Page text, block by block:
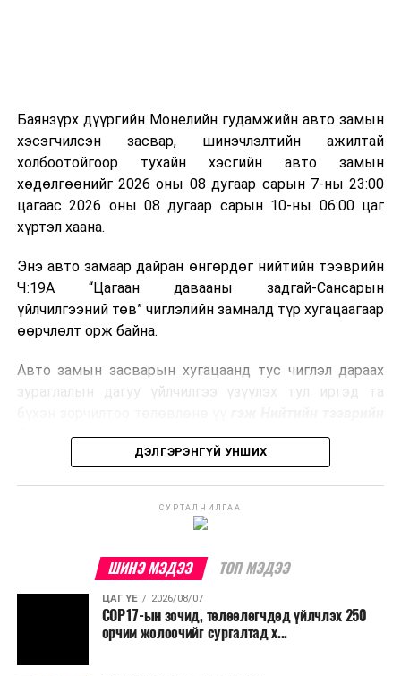
болон дулааны эрчим хүч үйлдвэрлэхэд ашиглаж
болдог. Зарим технологийн хувьд шаталтын дараа
үлдэх үнснээс фосфор зэрэг ашигт эрдсийг сэргээн
авах боломжтой аж.
Япон, Герман, Швейцар, Нидерланд, Өмнөд Солонгос
зэрэг улс лаг хатаах, шатаах технологийг ашиглаж
байна. Тухайлбал, Германд лаг шатаах үйлдвэрээс
гарсан үнснээс фосфор сэргээн авах технологи
ашигладаг бол Нидерландад төвлөрсөн лаг
боловсруулах үйлдвэрүүдээр дулаан, цахилгаан
Ийнхүү лаг хатаах, шатаах технологийг лагийн
улсад өргөн ашиглаж байна.
Баянзүрх дүүргийн Монелийн гудамжийн авто замын
хэсэгчилсэн засвар, шинэчлэлтийн ажилтай
холбоотойгоор тухайн хэсгийн авто замын
хөдөлгөөнийг 2026 оны 08 дугаар сарын 7-ны 23:00
цагаас 2026 оны 08 дугаар сарын 10-ны 06:00 цаг
хүртэл хаана.
Энэ авто замаар дайран өнгөрдөг нийтийн тээврийн
Ч:19А “Цагаан давааны задгай-Сансарын
үйлчилгээний төв” чиглэлийн замналд түр хугацаагаар
өөрчлөлт орж байна.
Авто замын засварын хугацаанд тус чиглэл дараах
зураглалын дагуу үйлчилгээ үзүүлэх тул иргэд та
бодлогын газраас мэдээллээ.
ДЭЛГЭРЭНГҮЙ УНШИХ
СУРТАЛЧИЛГАА
ШИНЭ МЭДЭЭ ТОП МЭДЭЭ
ЦАГ ҮЕ 2026/08/07
COP17-ын зочид, төлөөлөгчдөд үйлчлэх 250
орчим жолоочийг сургалтад х...